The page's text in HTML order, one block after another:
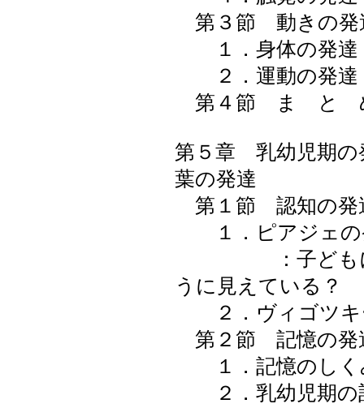
第３節 動きの発
１．身体の発達
２．運動の発
第４節 ま と
第５章 乳幼児期
葉の発達
第１節 認知の発
１．ピアジェの
：子どもには
うに見えている？
２．ヴィゴツキ
第２節 記憶の発
１．記憶のしく
２．乳幼児期の